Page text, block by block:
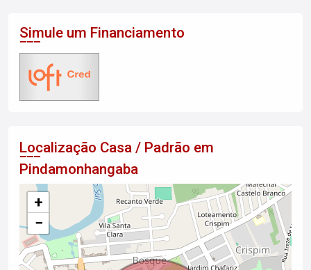
Simule um Financiamento
Localização Casa / Padrão em
Pindamonhangaba
+
−